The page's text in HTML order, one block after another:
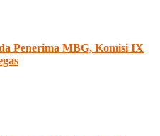
Penerima MBG, Komisi IX